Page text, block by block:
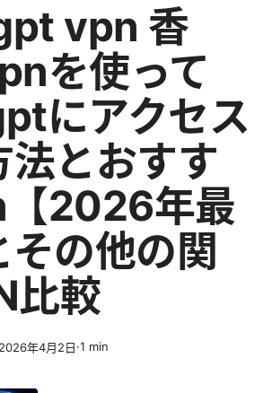
vpn 香
を使って
にアクセス
法とおすす
2026年最
の他の関
比較
2026年4月2日·1 min